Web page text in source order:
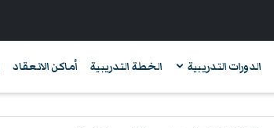
الدورات التدريبية الخطة التدريبية أماكن الانعقاد